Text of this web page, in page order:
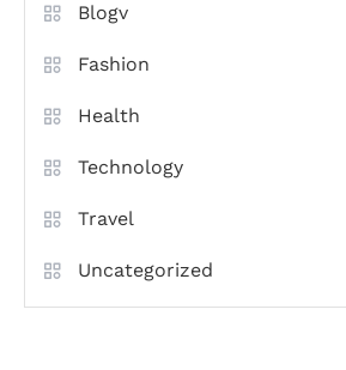
Blogv
Fashion
Health
Technology
Travel
Uncategorized